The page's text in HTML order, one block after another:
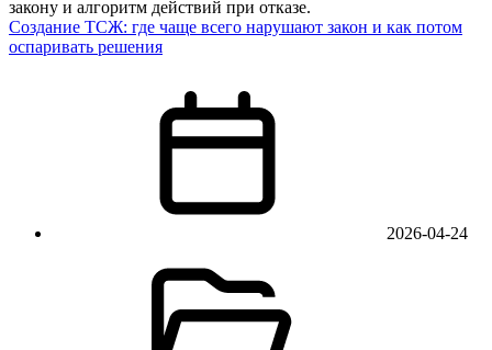
закону и алгоритм действий при отказе.
Создание ТСЖ: где чаще всего нарушают закон и как потом
оспаривать решения
2026-04-24